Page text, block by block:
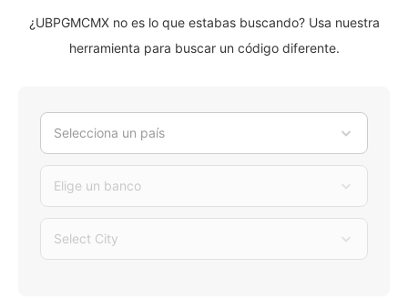
¿UBPGMCMX no es lo que estabas buscando? Usa nuestra
herramienta para buscar un código diferente.
Selecciona un país
Elige un banco
Select City